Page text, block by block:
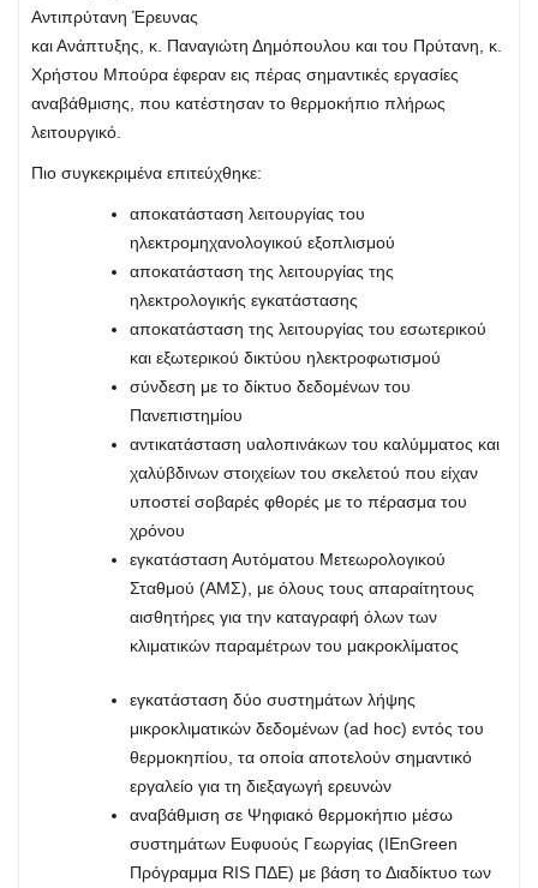
Αντιπρύτανη Έρευνας
και Ανάπτυξης, κ. Παναγιώτη Δημόπουλου και του Πρύτανη, κ.
Χρήστου Μπούρα έφεραν εις πέρας σημαντικές εργασίες
αναβάθμισης, που κατέστησαν το θερμοκήπιο πλήρως
λειτουργικό.
Πιο συγκεκριμένα επιτεύχθηκε:
αποκατάσταση λειτουργίας του
ηλεκτρομηχανολογικού εξοπλισμού
αποκατάσταση της λειτουργίας της
ηλεκτρολογικής εγκατάστασης
αποκατάσταση της λειτουργίας του εσωτερικού
και εξωτερικού δικτύου ηλεκτροφωτισμού
σύνδεση με το δίκτυο δεδομένων του
Πανεπιστημίου
αντικατάσταση υαλοπινάκων του καλύμματος και
χαλύβδινων στοιχείων του σκελετού που είχαν
υποστεί σοβαρές φθορές με το πέρασμα του
χρόνου
εγκατάσταση Αυτόματου Μετεωρολογικού
Σταθμού (ΑΜΣ), με όλους τους απαραίτητους
αισθητήρες για την καταγραφή όλων των
κλιματικών παραμέτρων του μακροκλίματος
εγκατάσταση δύο συστημάτων λήψης
μικροκλιματικών δεδομένων (ad hoc) εντός του
θερμοκηπίου, τα οποία αποτελούν σημαντικό
εργαλείο για τη διεξαγωγή ερευνών
αναβάθμιση σε Ψηφιακό θερμοκήπιο μέσω
συστημάτων Ευφυούς Γεωργίας (IEnGreen
Πρόγραμμα RIS ΠΔΕ) με βάση το Διαδίκτυο των